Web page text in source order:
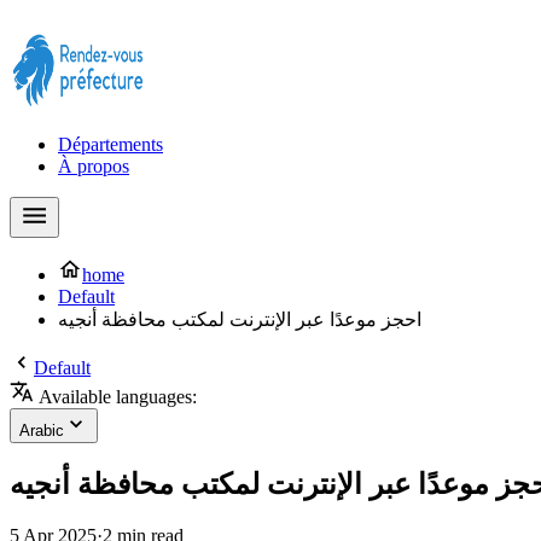
Départements
À propos
home
Default
احجز موعدًا عبر الإنترنت لمكتب محافظة أنجيه
Default
Available languages:
Arabic
موعدًا عبر الإنترنت لمكتب محافظة أنجيه
5 Apr 2025·2 min read